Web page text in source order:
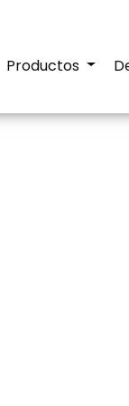
Productos